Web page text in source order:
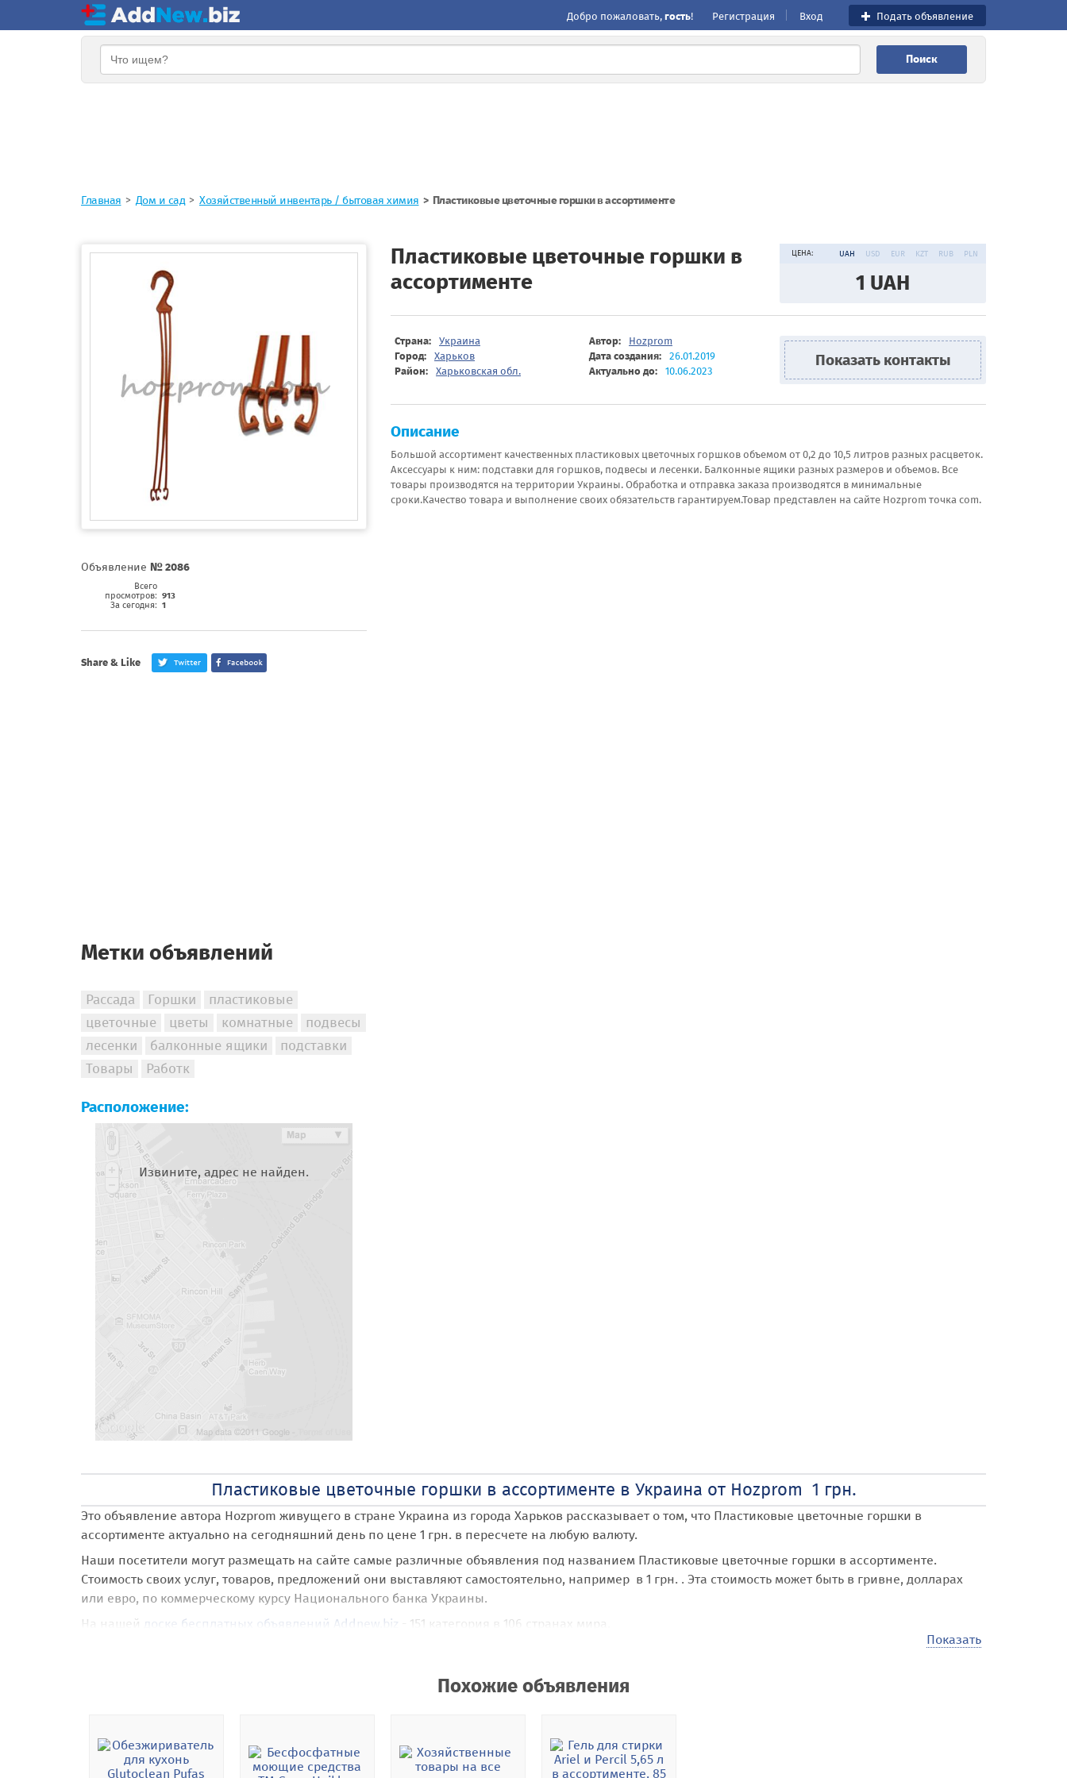
Добро пожаловать, гость! Регистрация Вход Подать объявление
Поиск
Главная Дом и сад Хозяйственный инвентарь / бытовая химия Пластиковые цветочные горшки в ассортименте
Объявление № 2086
Всего
просмотров: 913
За сегодня: 1
Share & Like
Метки объявлений
Рассада Горшки
пластиковые
цветочные
цветы комнатные
подвесы
лесенки
балконные ящики
подставки
Товары
Работк
Расположение:
Извините, адрес не найден.
Пластиковые цветочные горшки в
ассортименте
ЦЕНА: UAH USD EUR KZT RUB PLN
1 UAH
Страна: Украина Автор:
Hozprom
Город:
Харьков Дата создания:
26.01.2019
Район:
Харьковская обл. Актуально до: 10.06.2023
Показать контакты
Описание
Большой ассортимент качественных пластиковых цветочных горшков объемом от 0,2 до 10,5 литров разных расцветок.
Аксессуары к ним: подставки для горшков, подвесы и лесенки. Балконные ящики разных размеров и объемов. Все
товары производятся на территории Украины. Обработка и отправка заказа производятся в минимальные
сроки.Качество товара и выполнение своих обязательств гарантируем.Товар представлен на сайте Hozprom точка com.
Пластиковые цветочные горшки в ассортименте в Украина от Hozprom 1 грн.
Это объявление автора Hozprom живущего в стране Украина из города Харьков рассказывает о том, что Пластиковые цветочные горшки в
ассортименте актуально на сегодняшний день по цене 1 грн. в пересчете на любую валюту.
Наши посетители могут размещать на сайте самые различные объявления под названием Пластиковые цветочные горшки в ассортименте.
Стоимость своих услуг, товаров, предложений они выставляют самостоятельно, например в 1 грн. . Эта стоимость может быть в гривне, долларах
или евро, по коммерческому курсу Национального банка Украины.
На нашей доске бесплатных объявлений Addnew.biz - 151 категория в 106 странах мира.
арендовать и разместить свое объявление на карте Google Maps с позиционированием по стране Украина, области Харьковская обл. и городу
направлений и категорий.
Одним из ключевых преимуществ нашей доски объявлений является абсолютное отсутствие каких либо платежей для наших посетителей.
Показать
Похожие объявления